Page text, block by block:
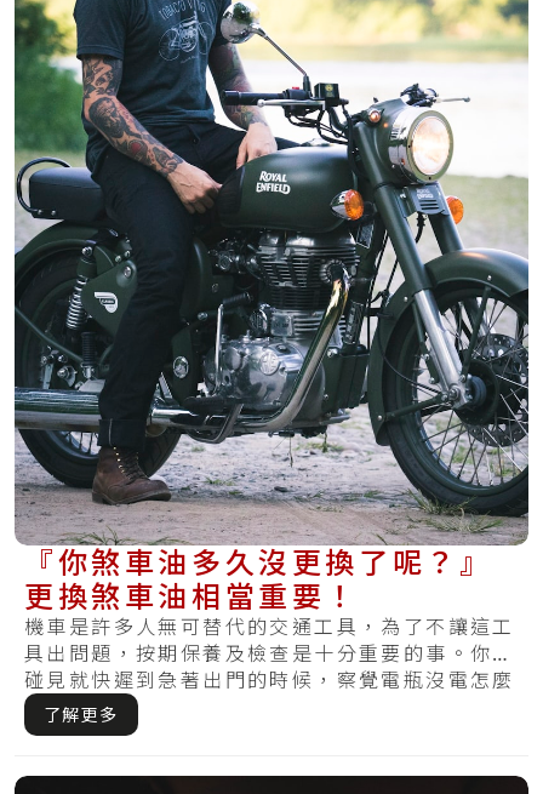
『你煞車油多久沒更換了呢？』
更換煞車油相當重要！
機車是許多人無可替代的交通工具，為了不讓這工
具出問題，按期保養及檢查是十分重要的事。你有
碰見就快遲到急著出門的時候，察覺電瓶沒電怎麼
樣都.....
了解更多